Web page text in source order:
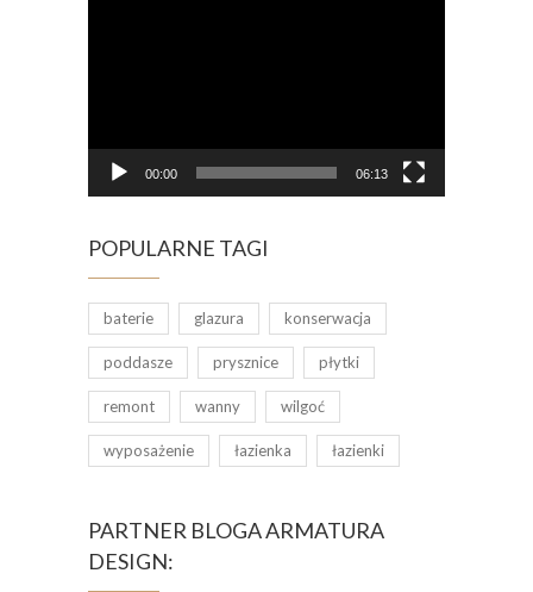
00:00 06:13
POPULARNE TAGI
baterie glazura konserwacja
poddasze prysznice płytki
remont wanny wilgoć
wyposażenie łazienka łazienki
PARTNER BLOGA ARMATURA
DESIGN: